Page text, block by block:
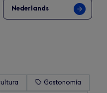
Nederlands
Gastonomía